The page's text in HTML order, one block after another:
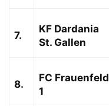
7.
KF Dardania
St. Gallen
8.
FC Frauenfeld
1